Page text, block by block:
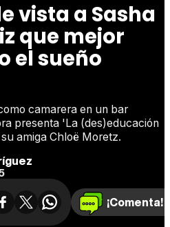
vista a Sasha
que mejor
el sueño
camarera en un bar
presenta 'La (des)educación
amiga Chloë Moretz.
¡Comenta!